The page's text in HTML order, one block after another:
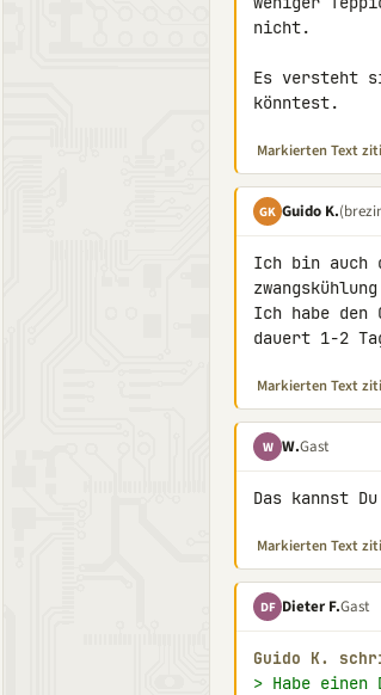
nicht.
Es versteht
könntest.
Markierten Text
GK Guido K.
Ich bin auch
Ich habe den
dauert 1-2
Markierten Text
W W.Gast
Das kannst
Markierten Text
DF Dieter F.Gast
Guido K.
> Habe einen